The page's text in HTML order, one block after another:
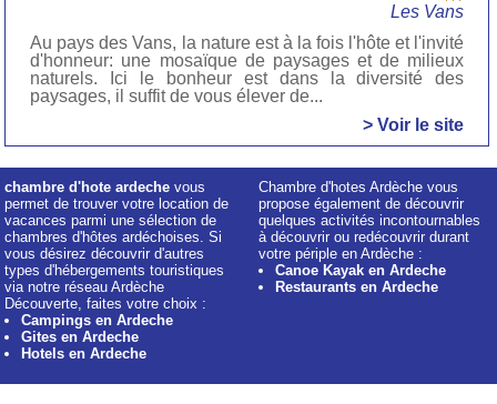
Les Vans
Au pays des Vans, la nature est à la fois l'hôte et l'invité
d'honneur: une mosaïque de paysages et de milieux
naturels. Ici le bonheur est dans la diversité des
paysages, il suffit de vous élever de...
> Voir le site
chambre d'hote ardeche vous
permet de trouver votre location de
vacances parmi une sélection de
chambres d'hôtes ardéchoises. Si
vous désirez découvrir d'autres
types d'hébergements touristiques
via notre réseau Ardèche
Découverte, faites votre choix :
Campings en Ardeche
Gites en Ardeche
Hotels en Ardeche
Chambre d'hotes Ardèche vous
propose également de découvrir
quelques activités incontournables
à découvrir ou redécouvrir durant
votre périple en Ardèche :
Canoe Kayak en Ardeche
Restaurants en Ardeche